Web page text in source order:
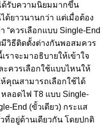
ด้รับความนิยมมากขึ้น
ด้ยาวนานกว่า แต่เมื่อต้อง
“ควรเลือกแบบ Single-End
มีวิธีติดตั้งต่างกันพอสมควร
าจะมาอธิบายให้เข้าใจ
ะควรเลือกใช้แบบไหนให้
คุณสามารถเลือกใช้ได้
ลอดไฟ T8 แบบ Single-
End (ขั้วเดียว) กระแส
ที่อยู่ด้านเดียวกัน โดยปกติ